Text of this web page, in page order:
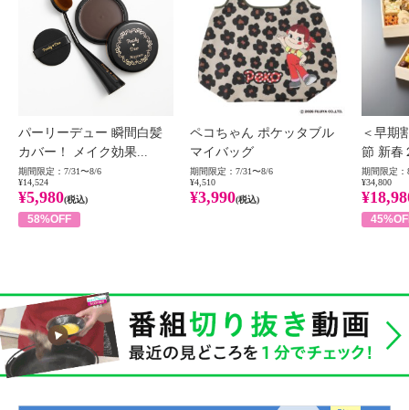
パーリーデュー 瞬間白髪
カバー！ メイク効果...
期間限定：7/31〜8/6
¥14,524
¥5,980(税込)
58%OFF
ペコちゃん ポケッタブル
マイバッグ
期間限定：7/31〜8/6
¥4,510
¥3,990(税込)
＜早期
節 新春
期間限定：
¥34,800